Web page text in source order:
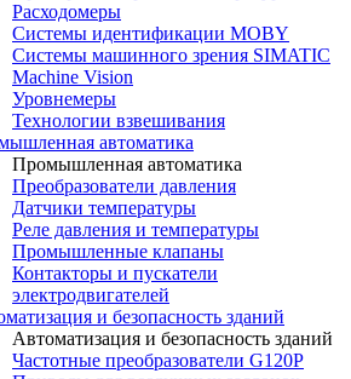
Расходомеры
Системы идентификации MOBY
Системы машинного зрения SIMATIC
Machine Vision
Уровнемеры
Технологии взвешивания
автоматика
Промышленная автоматика
Преобразователи давления
Датчики температуры
Реле давления и температуры
Промышленные клапаны
Контакторы и пускатели
электродвигателей
и безопасность зданий
Автоматизация и безопасность зданий
Частотные преобразователи G120P